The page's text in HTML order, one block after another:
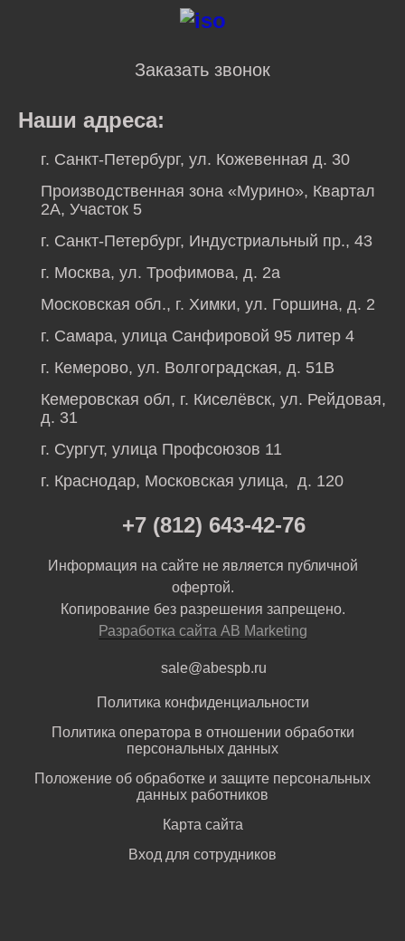
Заказать звонок
Наши адреса:
г. Санкт-Петербург, ул. Кожевенная д. 30
Производственная зона «Мурино», Квартал
2А, Участок 5
г. Санкт-Петербург, Индустриальный пр., 43
г. Москва, ул. Трофимова, д. 2а
Московская обл., г. Химки, ул. Горшина, д. 2
г. Самара, улица Санфировой 95 литер 4
г. Кемерово, ул. Волгоградская, д. 51В
Кемеровская обл, г. Киселёвск, ул. Рейдовая,
д. 31
г. Сургут, улица Профсоюзов 11
г. Краснодар, Московская улица, д. 120
+7 (812) 643-42-76
Информация на сайте не является публичной
офертой.
Копирование без разрешения запрещено.
Разработка сайта AB Marketing
sale@abespb.ru
Политика конфиденциальности
Политика оператора в отношении обработки
персональных данных
Положение об обработке и защите персональных
данных работников
Карта сайта
Вход для сотрудников